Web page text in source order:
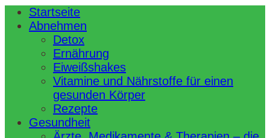
Startseite
Abnehmen
Detox
Ernährung
Eiweißshakes
Vitamine und Nährstoffe für einen
gesunden Körper
Rezepte
Gesundheit